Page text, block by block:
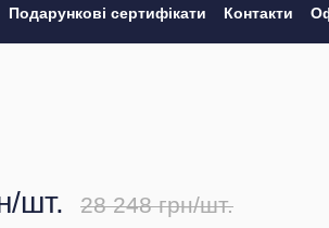
Подарункові сертифікати Контакти
шт. 28 248 грн/шт.